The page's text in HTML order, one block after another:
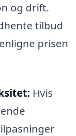
og drift.
tilbud
prisen
Hvis